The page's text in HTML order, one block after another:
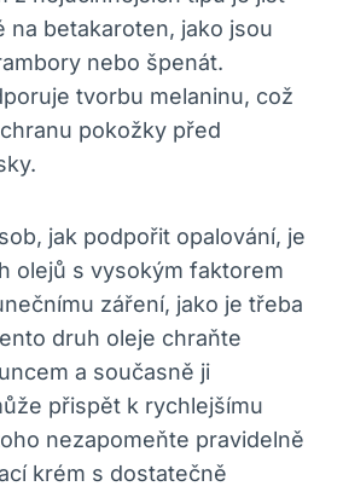
na betakaroten, jako jsou
nebo špenát.
tvorbu melaninu, což
pokožky před
jak podpořit opalování, je
olejů s vysokým faktorem
záření, jako je třeba
druh oleje chraňte
a současně ji
přispět k rychlejšímu
nezapomeňte pravidelně
krém s dostatečně